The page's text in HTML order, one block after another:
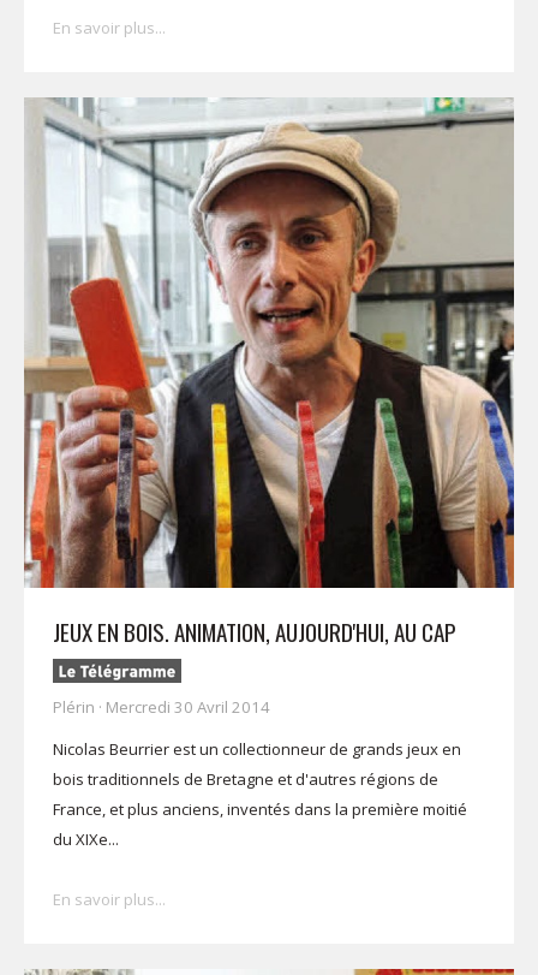
En savoir plus...
JEUX EN BOIS. ANIMATION, AUJOURD'HUI, AU CAP
Plérin · Mercredi 30 Avril 2014
Nicolas Beurrier est un collectionneur de grands jeux en
bois traditionnels de Bretagne et d'autres régions de
France, et plus anciens, inventés dans la première moitié
du XIXe...
En savoir plus...